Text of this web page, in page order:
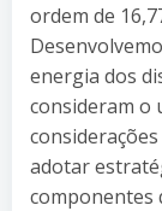
ordem de
energia dos
consideram o
adotar
componentes